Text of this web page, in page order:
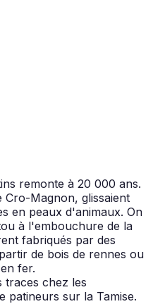
remonte à 20 000 ans.
Cro-Magnon, glissaient
en peaux d'animaux. On
à l'embouchure de la
fabriqués par des
de bois de rennes ou
fer.
traces chez les
patineurs sur la Tamise.